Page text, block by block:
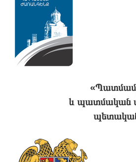
և պատմական
պետական